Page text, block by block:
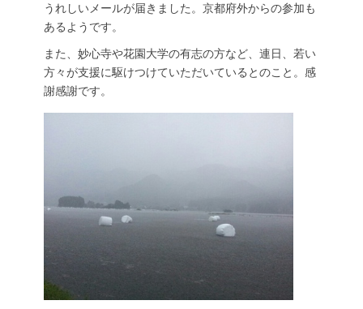
うれしいメールが届きました。京都府外からの参加も
あるようです。
また、妙心寺や花園大学の有志の方など、連日、若い
方々が支援に駆けつけていただいているとのこと。感
謝感謝です。